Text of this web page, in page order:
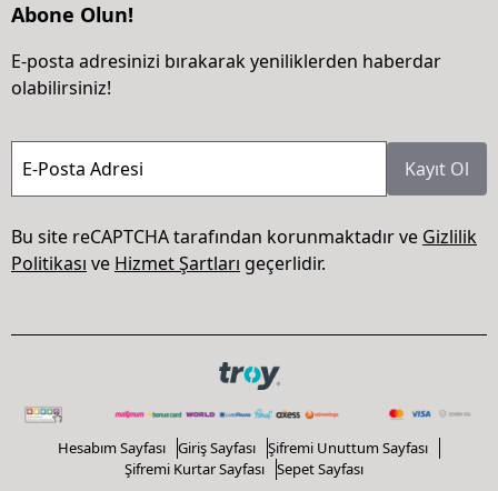
Abone Olun!
E-posta adresinizi bırakarak yeniliklerden haberdar
olabilirsiniz!
E-Posta Adresi Kayıt Ol
Bu site reCAPTCHA tarafından korunmaktadır ve Gizlilik
Politikası ve Hizmet Şartları geçerlidir.
Hesabım Sayfası Giriş Sayfası
Şifremi Unuttum Sayfası
Şifremi Kurtar Sayfası
Sepet Sayfası